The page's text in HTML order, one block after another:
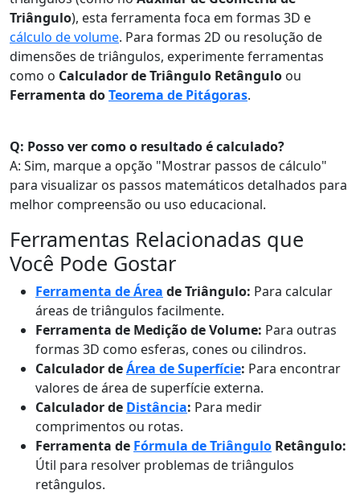
Triângulo), esta ferramenta foca em formas 3D e
cálculo de volume. Para formas 2D ou resolução de
dimensões de triângulos, experimente ferramentas
como o Calculador de Triângulo Retângulo ou
Ferramenta doTeorema de Pitágoras.
Q: Posso ver como o resultado é calculado?
A: Sim, marque a opção "Mostrar passos de cálculo"
para visualizar os passos matemáticos detalhados para
melhor compreensão ou uso educacional.
Ferramentas Relacionadas que
Você Pode Gostar
Ferramenta de Área de Triângulo: Para calcular
áreas de triângulos facilmente.
Ferramenta de Medição de Volume: Para outras
formas 3D como esferas, cones ou cilindros.
Calculador deÁrea de Superfície: Para encontrar
valores de área de superfície externa.
Calculador de Distância: Para medir
comprimentos ou rotas.
Ferramenta de Fórmula de Triângulo Retângulo:
Útil para resolver problemas de triângulos
retângulos.